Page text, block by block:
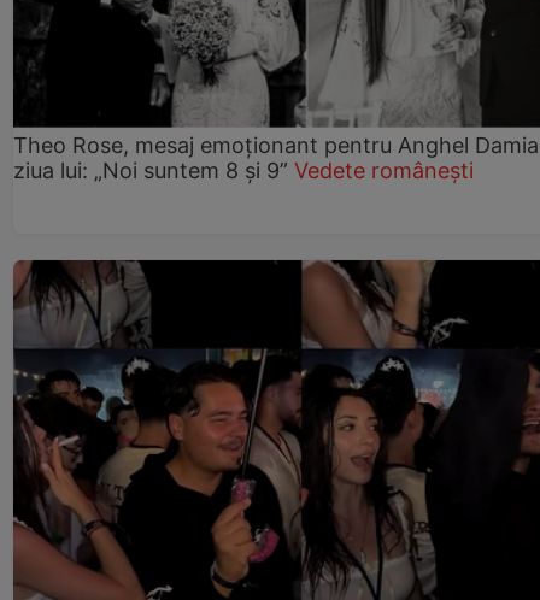
Theo Rose, mesaj emoționant pentru Anghel
ziua lui: „Noi suntem 8 și 9” Vedete românești